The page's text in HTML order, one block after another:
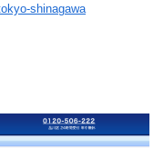
shinagawa